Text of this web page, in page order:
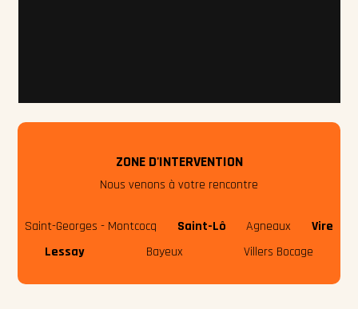
ZONE D'INTERVENTION
Nous venons à votre rencontre
Saint-Georges - Montcocq Saint-Lô Agneaux
Vire
Lessay
Bayeux Villers Bocage